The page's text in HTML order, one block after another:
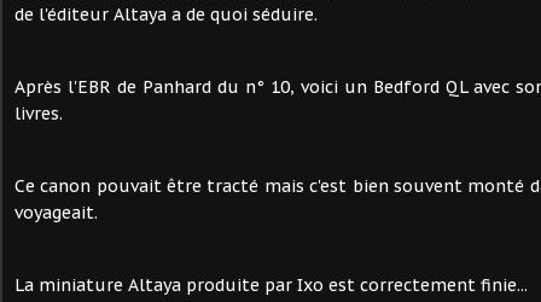
de l'éditeur Altaya a de quoi séduire.
Après l'EBR de Panhard du n° 10, voici un Bedford QL avec
livres.
Ce canon pouvait être tracté mais c'est bien souvent monté
voyageait.
La miniature Altaya produite par Ixo est correctement finie...